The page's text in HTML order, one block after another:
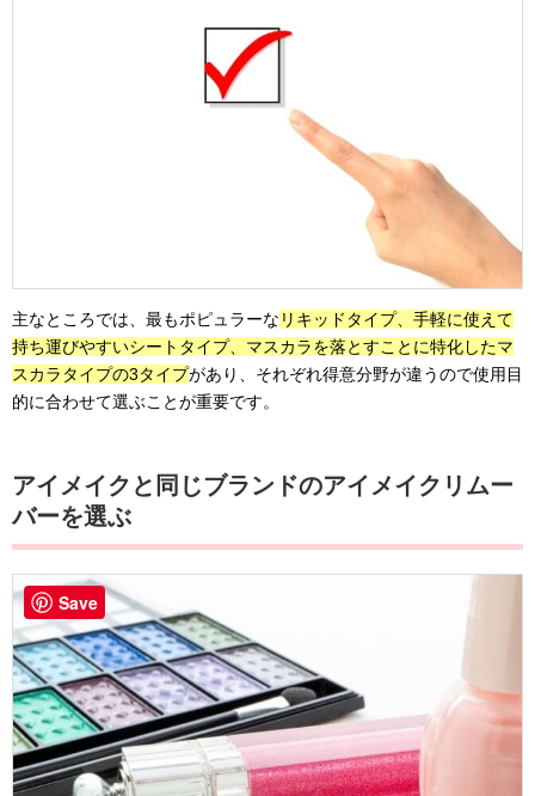
主なところでは、最もポピュラーな リキッドタイプ、手軽に使えて
持ち運びやすいシートタイプ、マスカラを落とすことに特化したマ
スカラタイプの3タイプがあり、それぞれ得意分野が違うので使用目
的に合わせて選ぶことが重要です。
アイメイクと同じブランドのアイメイクリムー
バーを選ぶ
Save